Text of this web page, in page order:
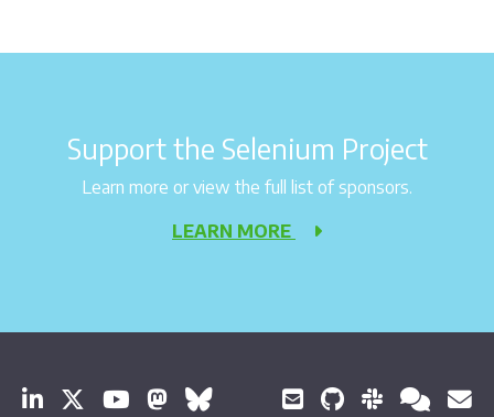
Support the Selenium Project
Learn more or view the full list of sponsors.
LEARN MORE